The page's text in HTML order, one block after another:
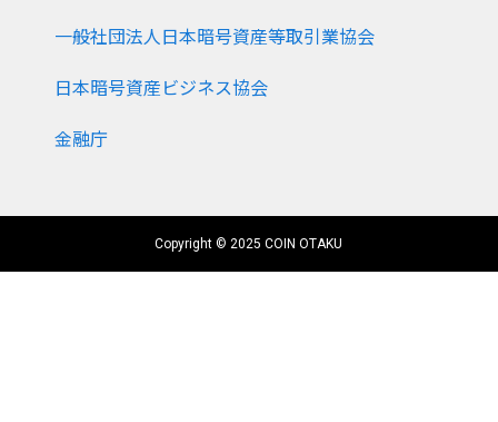
一般社団法人日本暗号資産等取引業協会
日本暗号資産ビジネス協会
金融庁
Copyright © 2025 COIN OTAKU